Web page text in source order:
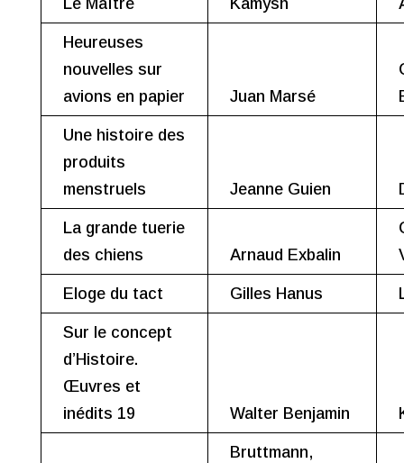
Le Maître
Kamysh
Heureuses
nouvelles sur
avions en papier
Juan Marsé
Une histoire des
produits
menstruels
Jeanne Guien
La grande tuerie
des chiens
Arnaud Exbalin
Eloge du tact Gilles Hanus
Sur le concept
d’Histoire.
Œuvres et
inédits 19
Walter Benjamin
Bruttmann,